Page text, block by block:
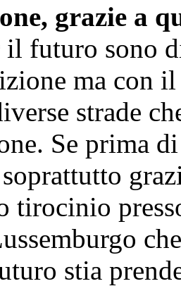
grazie a
il futuro sono
ma con
strade
Se prima
tirocinio
stia